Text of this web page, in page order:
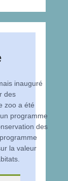
inauguré
des
zoo a été
programme
des
la valeur